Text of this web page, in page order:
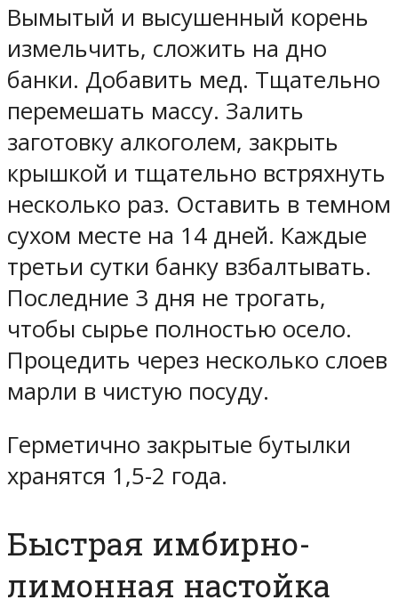
Вымытый и высушенный корень
измельчить, сложить на дно
банки. Добавить мед. Тщательно
перемешать массу. Залить
заготовку алкоголем, закрыть
крышкой и тщательно встряхнуть
несколько раз. Оставить в темном
сухом месте на 14 дней. Каждые
третьи сутки банку взбалтывать.
Последние 3 дня не трогать,
чтобы сырье полностью осело.
Процедить через несколько слоев
марли в чистую посуду.
Герметично закрытые бутылки
хранятся 1,5-2 года.
Быстрая имбирно-
лимонная настойка